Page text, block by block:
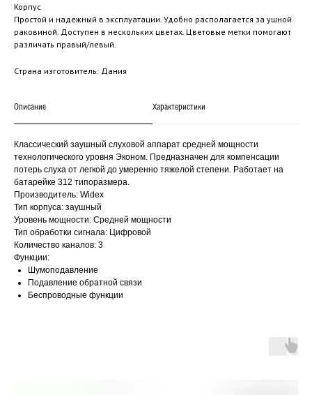
Корпус
Простой и надежный в эксплуатации. Удобно располагается за ушной
раковиной. Доступен в нескольких цветах. Цветовые метки помогают
различать правый/левый.
Cтрана изготовитель: Дания
Описание Характеристики
Классический заушный слуховой аппарат средней мощности
технологического уровня Эконом. Предназначен для компенсации
потерь слуха от легкой до умеренно тяжелой степени. Работает на
батарейке 312 типоразмера.
Производитель: Widex
Тип корпуса: заушный
Уровень мощности: Средней мощности
Тип обработки сигнала: Цифровой
Количество каналов: 3
Функции:
Шумоподавление
Подавление обратной связи
Беспроводные функции